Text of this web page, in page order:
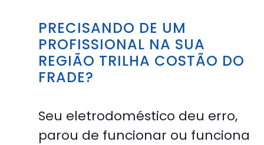
PRECISANDO DE UM
PROFISSIONAL NA SUA
REGIÃO TRILHA COSTÃO DO
FRADE?
Seu eletrodoméstico deu erro,
parou de funcionar ou funciona